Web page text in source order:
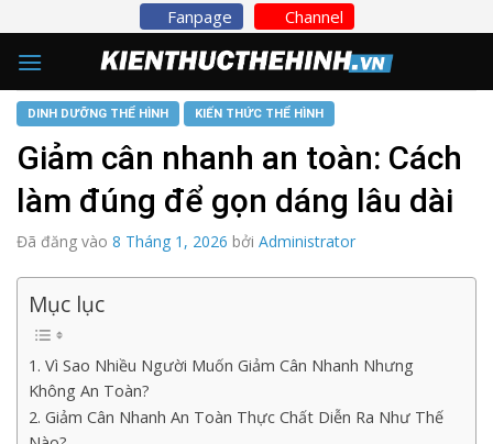
to
content
Fanpage Channel
DINH DƯỠNG THỂ HÌNH KIẾN THỨC THỂ HÌNH
Giảm cân nhanh an toàn: Cách
làm đúng để gọn dáng lâu dài
Đã đăng vào 8 Tháng 1, 2026 bởi Administrator
Mục lục
1. Vì Sao Nhiều Người Muốn Giảm Cân Nhanh Nhưng
Không An Toàn?
2. Giảm Cân Nhanh An Toàn Thực Chất Diễn Ra Như Thế